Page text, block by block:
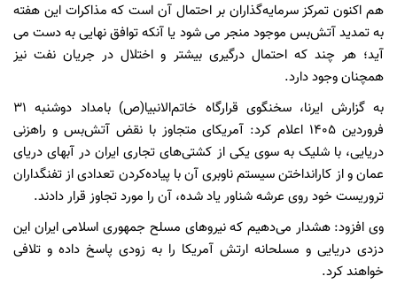
هم اکنون تمرکز سرمایه‌گذاران بر احتمال آن است که مذاکرات این هفته
به تمدید آتش‌بس موجود منجر می شود یا آنکه توافق نهایی به دست می
آید؛ هر چند که احتمال درگیری بیشتر و اختلال در جریان نفت نیز
همچنان وجود دارد.
به گزارش ایرنا، سخنگوی قرارگاه خاتم‌الانبیا(ص) بامداد دوشنبه ۳۱
فروردین ۱۴۰۵ اعلام کرد: آمریکای متجاوز با نقض آتش‌بس و راهزنی
دریایی، با شلیک به سوی یکی از کشتی‌های تجاری ایران در آبهای دریای
عمان و از کارانداختن سیستم ناوبری آن با پیاده‌کردن تعدادی از تفنگداران
تروریست خود روی عرشه‌ شناور یاد شده، آن را مورد تجاوز قرار دادند.
وی افزود: هشدار می‌دهیم که نیروهای مسلح جمهوری اسلامی ایران این
دزدی دریایی و مسلحانه ارتش آمریکا را به زودی پاسخ داده و تلافی
خواهند کرد.